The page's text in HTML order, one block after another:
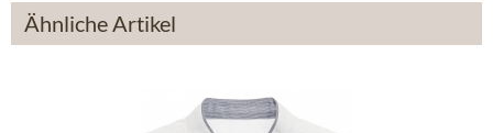
Ähnliche Artikel